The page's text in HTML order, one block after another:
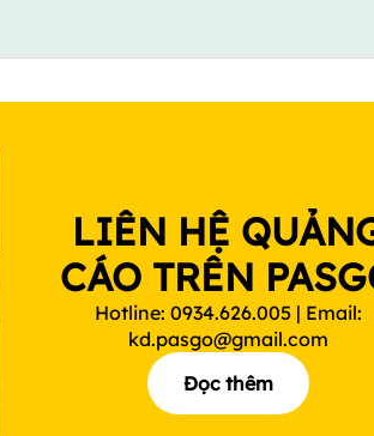
LIÊN HỆ
CÁO TRÊN
Hotline: 0934.626.005 | Email:
kd.pasgo@gmail.com
Đọc thêm